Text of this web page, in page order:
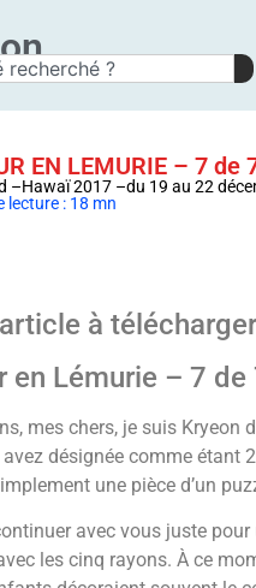
EN LEMURIE – 7 de
–Hawaï 2017 –du 19 au 22
lecture : 18 mn
article à télécharger
en Lémurie – 7
mes chers, je suis Kryeon
désignée comme étant
une pièce d’un
avec vous juste
les cinq rayons. À ce